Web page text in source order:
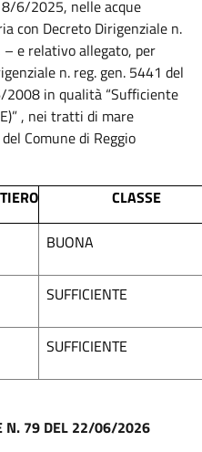
6/2025, nelle acque
con Decreto Dirigenziale n.
e relativo allegato, per
n. reg. gen. 5441 del
in qualità “Sufficiente
, nei tratti di mare
Comune di Reggio
CLASSE
BUONA
SUFFICIENTE
SUFFICIENTE
N. 79 DEL 22/06/2026